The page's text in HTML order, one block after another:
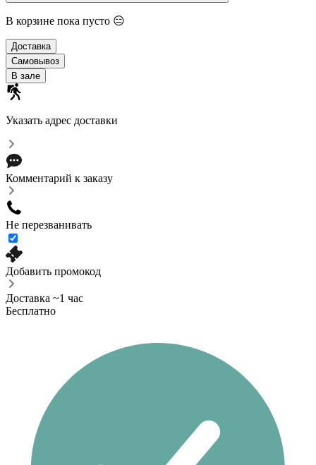
В корзине пока пусто 😑
Доставка
Самовывоз
В зале
Указать адрес доставки
Комментарий к заказу
Не перезванивать
Добавить промокод
Доставка ~1 час
Бесплатно